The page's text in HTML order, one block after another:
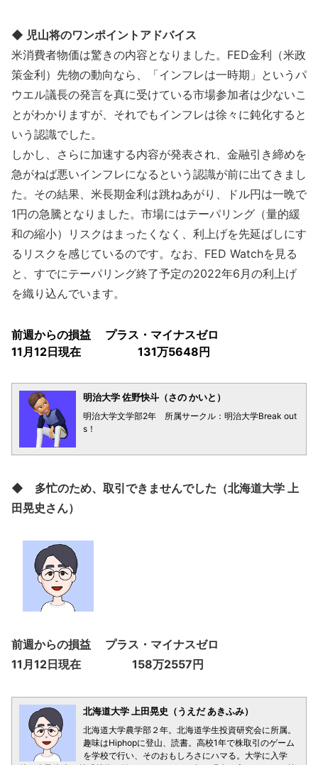
◆ 児山将のワンポイントアドバイス
米消費者物価は驚きの内容となりました。FED金利（米政
策金利）先物の動向なら、「インフレは一時期」というパ
ウエル議長の発言を真に受けている市場参加者は少ないこ
とがわかりますが、それでもインフレは徐々に鈍化すると
いう認識でした。
しかし、さらに加速する内容が発表され、金融引き締めを
急がねば悪いインフレになるという認識が前に出てきまし
た。その結果、米長期金利は跳ねあがり、ドル円は一晩で
1円の急騰となりました。市場にはテーパリング（量的緩
和の縮小）リスクはまったくなく、利上げを先延ばしにす
るリスクを感じているのです。なお、FED Watchを見る
と、すでにテーパリング終了予定の2022年6月の利上げ
を織り込んでいます。
前週からの損益 プラス・マイナスゼロ
11月12日現在 131万5648円
明治大学 佐野快斗（さの かいと）
明治大学文学部2年 所属サークル：明治大学Break out
s！
◆ 多忙のため、取引できませんでした（北海道大学 上
田晃史さん）
前週からの損益 プラス・マイナスゼロ
11月12日現在 158万2557円
北海道大学 上田晃史（うえだ あきふみ）
北海道大学農学部２年。北海道学生投資研究会に所属。
趣味はHiphopに登山、読書。高校1年で株取引のゲーム
を学校で行い、そのおもしろさにハマる。大学に入学